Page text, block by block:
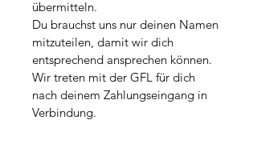
übermitteln.
Du brauchst uns nur deinen Namen
mitzuteilen, damit wir dich
entsprechend ansprechen können.
Wir treten mit der GFL für dich
nach deinem Zahlungseingang in
Verbindung.